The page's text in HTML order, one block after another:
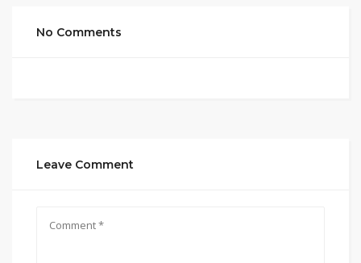
No Comments
Leave Comment